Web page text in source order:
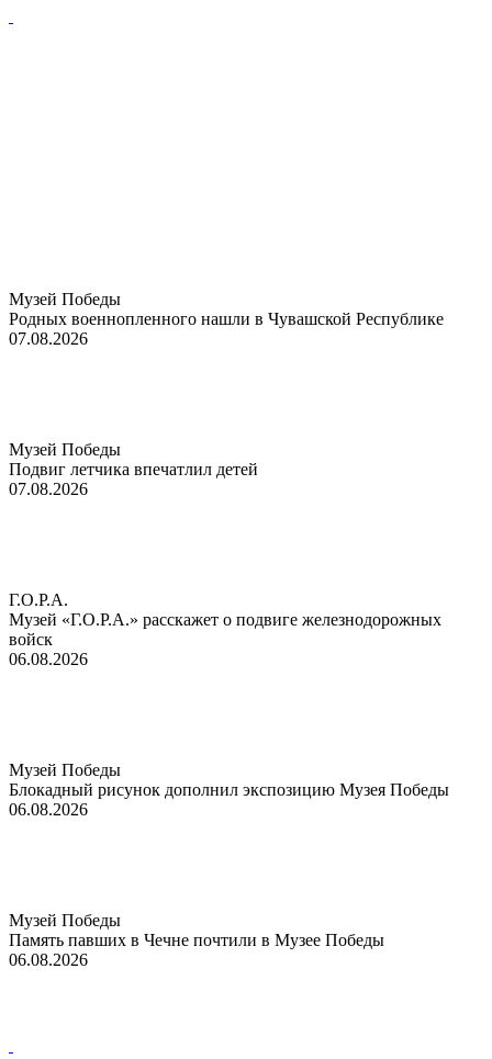
Музей Победы
Родных военнопленного нашли в Чувашской Республике
07.08.2026
Музей Победы
Подвиг летчика впечатлил детей
07.08.2026
Г.О.Р.А.
Музей «Г.О.Р.А.» расскажет о подвиге железнодорожных
войск
06.08.2026
Музей Победы
Блокадный рисунок дополнил экспозицию Музея Победы
06.08.2026
Музей Победы
Память павших в Чечне почтили в Музее Победы
06.08.2026